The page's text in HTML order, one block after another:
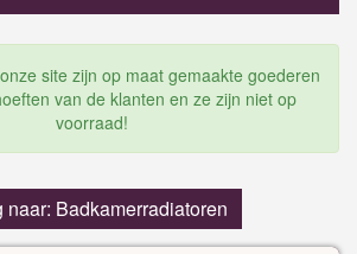
site zijn op maat gemaakte goederen
van de klanten en ze zijn niet op
voorraad!
naar: Badkamerradiatoren